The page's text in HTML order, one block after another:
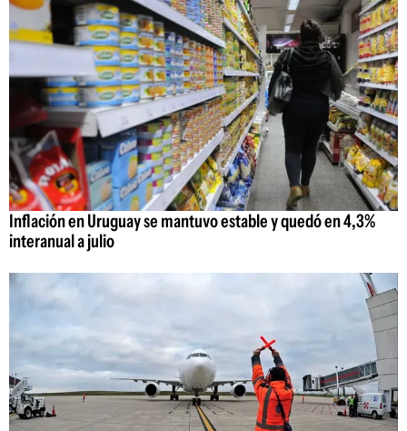
Inflación en Uruguay se mantuvo estable y quedó en 4,3%
interanual a julio